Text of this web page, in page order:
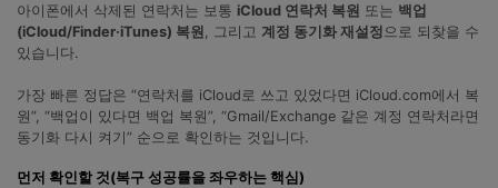
플랜 및 가격
도움말 센터
폴 툴킷 보기 >
모바일
더 보기
닥터폰 하이라이트 살펴보기
고객 지원 센터
리소스
다운로드 센터
합니다.
🔓️온라인 잠금 해제
iOS26 다운그레이드
아이폰에서 삭제된 연락처는 보통 iCloud 연락처 복원 또는 백업
(iCloud/Finder·iTunes) 복원
, 그리고 계정 동기화 재설정 으로 되찾을 수
있습니다.
가장 빠른 정답은 “연락처를 iCloud로 쓰고 있었다면 iCloud.com에서 복
원”, “백업이 있다면 백업 복원”, “Gmail/Exchange 같은 계정 연락처라면
동기화 다시 켜기” 순으로 확인하는 것입니다.
먼저 확인할 것(복구 성공률을 좌우하는 핵심)